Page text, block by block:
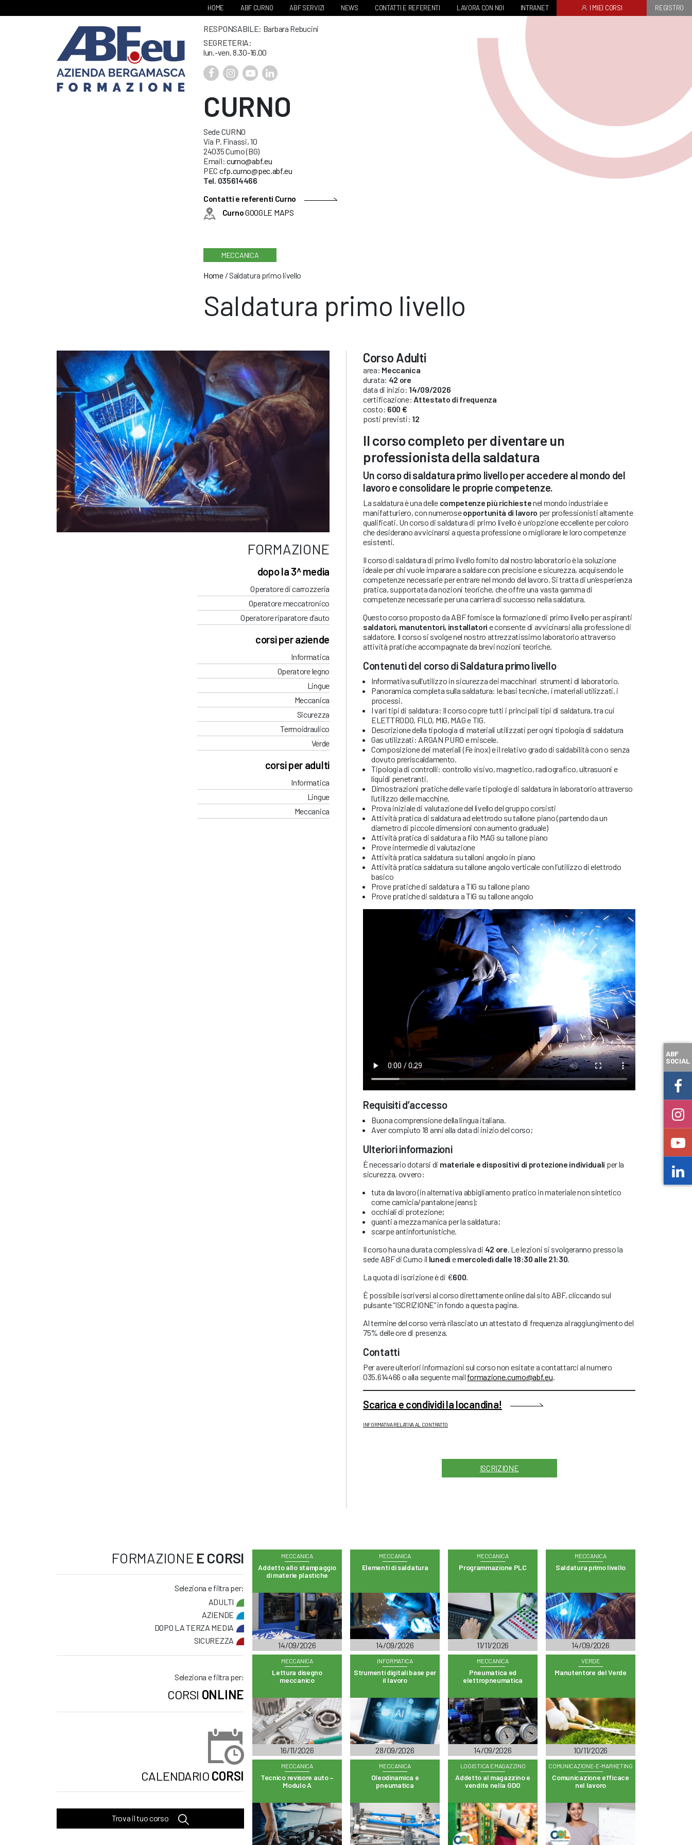
HOME ABF CURNO ABF SERVIZI NEWS CONTATTI E REFERENTI LAVORA CON NOI INTRANET I MIEI CORSI REGISTRO
RESPONSABILE: Barbara Rebucini
SEGRETERIA:
lun.-ven. 8.30-16.00
CURNO
Sede CURNO
Via P. Finassi, 10
24035 Curno (BG)
Email: curno@abf.eu
PEC cfp.curno@pec.abf.eu
Tel. 035614466
Contatti e referenti Curno
CurnoGOOGLE MAPS
MECCANICA
Home/ Saldatura primo livello
Saldatura primo livello
FORMAZIONE
dopo la 3^ media
Operatore di carrozzeria
Operatore meccatronico
Operatore riparatore d’auto
corsi per aziende
Informatica
Operatore legno
Lingue
Meccanica
Sicurezza
Termoidraulico
Verde
corsi per adulti
Informatica
Lingue
Meccanica
Corso Adulti
area: Meccanica
durata: 42 ore
data di inizio: 14/09/2026
certificazione: Attestato di frequenza
costo: 600 €
posti previsti: 12
Il corso completo per diventare un
professionista della saldatura
Un corso di saldatura primo livello per accedere al mondo del
lavoro e consolidare le proprie competenze.
La saldatura è una delle competenze più richiestenel mondo industriale e
manifatturiero, con numeroseopportunità di lavoro per professionisti altamente
qualificati. Un corso di saldatura di primo livello è un’opzione eccellente per coloro
che desiderano avvicinarsi a questa professione o migliorare le loro competenze
esistenti.
Il corso di saldatura di primo livello fornito dal nostro laboratorio è la soluzione
ideale per chi vuole imparare a saldare con precisione e sicurezza, acquisendo le
competenze necessarie per entrare nel mondo del lavoro. Si tratta di un’esperienza
pratica, supportata da nozioni teoriche, che offre una vasta gamma di
competenze necessarie per una carriera di successo nella saldatura.
Questo corso proposto da ABF fornisce la formazione di primo livello per aspiranti
saldatori, manutentori, installatori e consente di avvicinarsi alla professione di
saldatore. Il corso si svolge nel nostro attrezzatissimo laboratorio attraverso
attività pratiche accompagnate da brevi nozioni teoriche.
Contenuti del corso di Saldatura primo livello
Informativa sull’utilizzo in sicurezza dei macchinari strumenti di laboratorio.
Panoramica completa sulla saldatura: le basi tecniche, i materiali utilizzati, i
processi.
I vari tipi di saldatura: Il corso copre tutti i principali tipi di saldatura, tra cui
ELETTRODO, FILO, MIG, MAG e TIG.
Descrizione della tipologia di materiali utilizzati per ogni tipologia di saldatura
Gas utilizzati: ARGAN PURO e miscele.
Composizione dei materiali (Fe inox) e il relativo grado di saldabilità con o senza
dovuto preriscaldamento.
Tipologia di controlli: controllo visivo, magnetico, radiografico, ultrasuoni e
liquidi penetranti.
Dimostrazioni pratiche delle varie tipologie di saldatura in laboratorio attraverso
l’utilizzo delle macchine.
Prova iniziale di valutazione del livello del gruppo corsisti
Attività pratica di saldatura ad elettrodo su tallone piano (partendo da un
diametro di piccole dimensioni con aumento graduale)
Attività pratica di saldatura a filo MAG su tallone piano
Prove intermedie di valutazione
Attività pratica saldatura su talloni angolo in piano
Attività pratica saldatura su tallone angolo verticale con l’utilizzo di elettrodo
basico
Prove pratiche di saldatura a TIG su tallone piano
Prove pratiche di saldatura a TIG su tallone angolo
Requisiti d’accesso
Buona comprensione della lingua italiana.
Aver compiuto 18 anni alla data di inizio del corso;
Ulteriori informazioni
È necessario dotarsi di materiale e dispositivi di protezione individuali per la
sicurezza, ovvero:
tuta da lavoro (in alternativa abbigliamento pratico in materiale non sintetico
come camicia/pantalone jeans);
occhiali di protezione;
guanti a mezza manica per la saldatura;
scarpe antinfortunistiche.
Il corso ha una durata complessiva di 42 ore. Le lezioni si svolgeranno presso la
sede ABF di Curno il lunedì emercoledì dalle 18:30 alle 21:30.
La quota di iscrizione è di €600.
È possibile iscriversi al corso direttamente online dal sito ABF, cliccando sul
pulsante “ISCRIZIONE” in fondo a questa pagina.
Al termine del corso verrà rilasciato un attestato di frequenza al raggiungimento del
75% delle ore di presenza.
Contatti
Per avere ulteriori informazioni sul corso non esitate a contattarci al numero
035.614466 o alla seguente mail formazione.curno@abf.eu.
Scarica e condividi la locandina!
INFORMATIVA RELATIVA AL CONTRATTO
ISCRIZIONE
FORMAZIONE E CORSI
Seleziona e filtra per:
ADULTI
AZIENDE
DOPO LA TERZA MEDIA
SICUREZZA
Seleziona e filtra per:
CORSI ONLINE
CALENDARIO CORSI
Trova il tuo corso
MECCANICA
Addetto allo stampaggio
di materie plastiche
14/09/2026
MECCANICA
Elementi di saldatura
14/09/2026
MECCANICA
Programmazione PLC
11/11/2026
MECCANICA
Saldatura primo livello
14/09/2026
MECCANICA
Lettura disegno
meccanico
16/11/2026
INFORMATICA
Strumenti digitali base per
il lavoro
28/09/2026
MECCANICA
Pneumatica ed
elettropneumatica
14/09/2026
VERDE
Manutentore del Verde
10/11/2026
MECCANICA
Tecnico revisore auto –
Modulo A
MECCANICA
Oleodinamica e
pneumatica
LOGISTICA E MAGAZZINO
Addetto al magazzino e
vendite nella GDO
COMUNICAZIONE-E-MARKETING
Comunicazione efficace
nel lavoro
ABF
SOCIAL